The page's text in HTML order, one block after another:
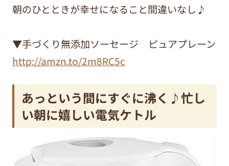
朝のひとときが幸せになること間違いなし♪
▼手づくり無添加ソーセージ ピュアプレーン
http://amzn.to/2m8RC5c
あっという間にすぐに沸く♪忙し
い朝に嬉しい電気ケトル